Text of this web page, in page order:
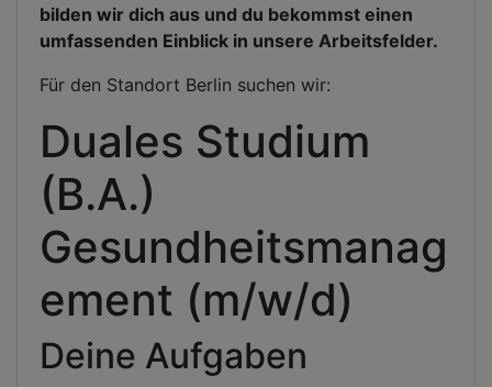
bilden wir dich aus und du bekommst einen
umfassenden Einblick in unsere Arbeitsfelder.
Für den Standort Berlin suchen wir:
Duales Studium
(B.A.)
Gesundheitsmanag
ement (m/w/d)
Deine Aufgaben